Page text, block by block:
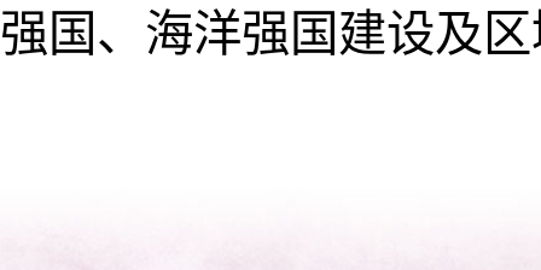
强国、海洋强国建设及